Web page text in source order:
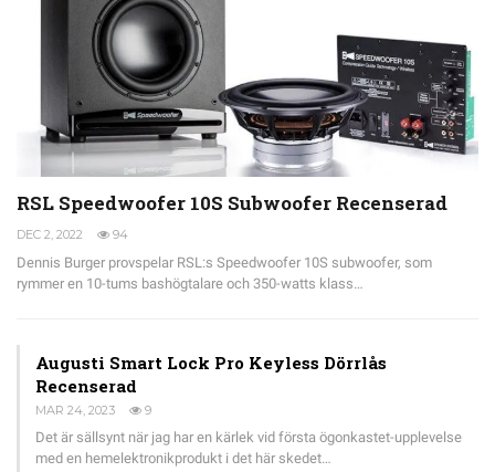
RSL Speedwoofer 10S Subwoofer Recenserad
DEC 2, 2022 94
Dennis Burger provspelar RSL:s Speedwoofer 10S subwoofer, som
rymmer en 10-tums bashögtalare och 350-watts klass…
Augusti Smart Lock Pro Keyless Dörrlås
Recenserad
MAR 24, 2023 9
Det är sällsynt när jag har en kärlek vid första ögonkastet-upplevelse
med en hemelektronikprodukt i det här skedet…